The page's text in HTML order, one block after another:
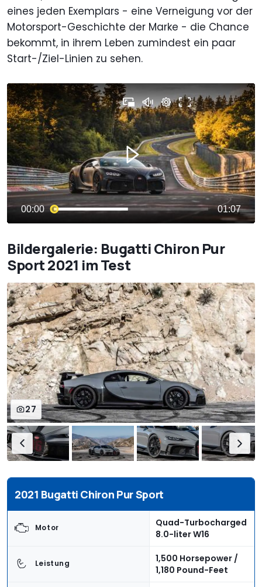
eines jeden Exemplars - eine Verneigung vor der
Motorsport-Geschichte der Marke - die Chance
bekommt, in ihrem Leben zumindest ein paar
Start-/Ziel-Linien zu sehen.
Bildergalerie: Bugatti Chiron Pur
Sport 2021 im Test
27
2021 Bugatti Chiron Pur Sport
Motor
Quad-Turbocharged
8.0-liter W16
Leistung
1,500 Horsepower /
1,180 Pound-Feet